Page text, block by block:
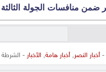
-أخبار النصر,أخبار هامة, الأخبار - الشرطة